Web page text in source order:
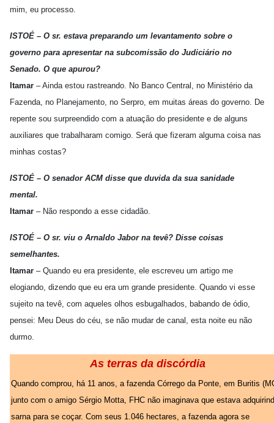
mim, eu processo.
ISTOÉ – O sr. estava preparando um levantamento sobre o
governo para apresentar na subcomissão do Judiciário no
Senado. O que apurou?
Itamar – Ainda estou rastreando. No Banco Central, no Ministério da
Fazenda, no Planejamento, no Serpro, em muitas áreas do governo. De
repente sou surpreendido com a atuação do presidente e de alguns
auxiliares que trabalharam comigo. Será que fizeram alguma coisa nas
minhas costas?
ISTOÉ – O senador ACM disse que duvida da sua sanidade
mental.
Itamar – Não respondo a esse cidadão.
ISTOÉ – O sr. viu o Arnaldo Jabor na tevê? Disse coisas
semelhantes.
Itamar – Quando eu era presidente, ele escreveu um artigo me
elogiando, dizendo que eu era um grande presidente. Quando vi esse
sujeito na tevê, com aqueles olhos esbugalhados, babando de ódio,
pensei: Meu Deus do céu, se não mudar de canal, esta noite eu não
durmo.
As terras da discórdia
Quando comprou, há 11 anos, a fazenda Córrego da Ponte, em Buritis
junto com o amigo Sérgio Motta, FHC não imaginava que estava
sarna para se coçar. Com seus 1.046 hectares, a fazenda agora se